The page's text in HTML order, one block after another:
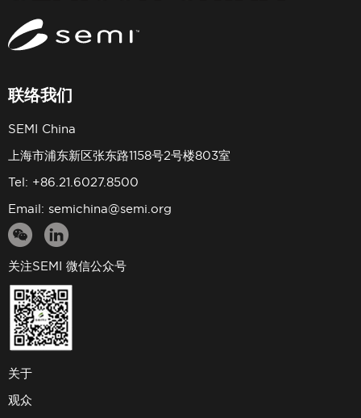
联络我们
SEMI China
上海市浦东新区张东路1158号2号楼803室
Tel: +86.21.6027.8500
Email: semichina@semi.org
关注SEMI 微信公众号
关于
观众